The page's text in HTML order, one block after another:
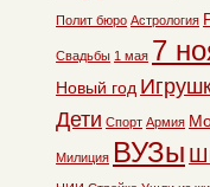
Полит бюро Астрология
Свадьбы 1 мая 7
Новый год
Дети Спорт Армия
Милиция ВУЗы